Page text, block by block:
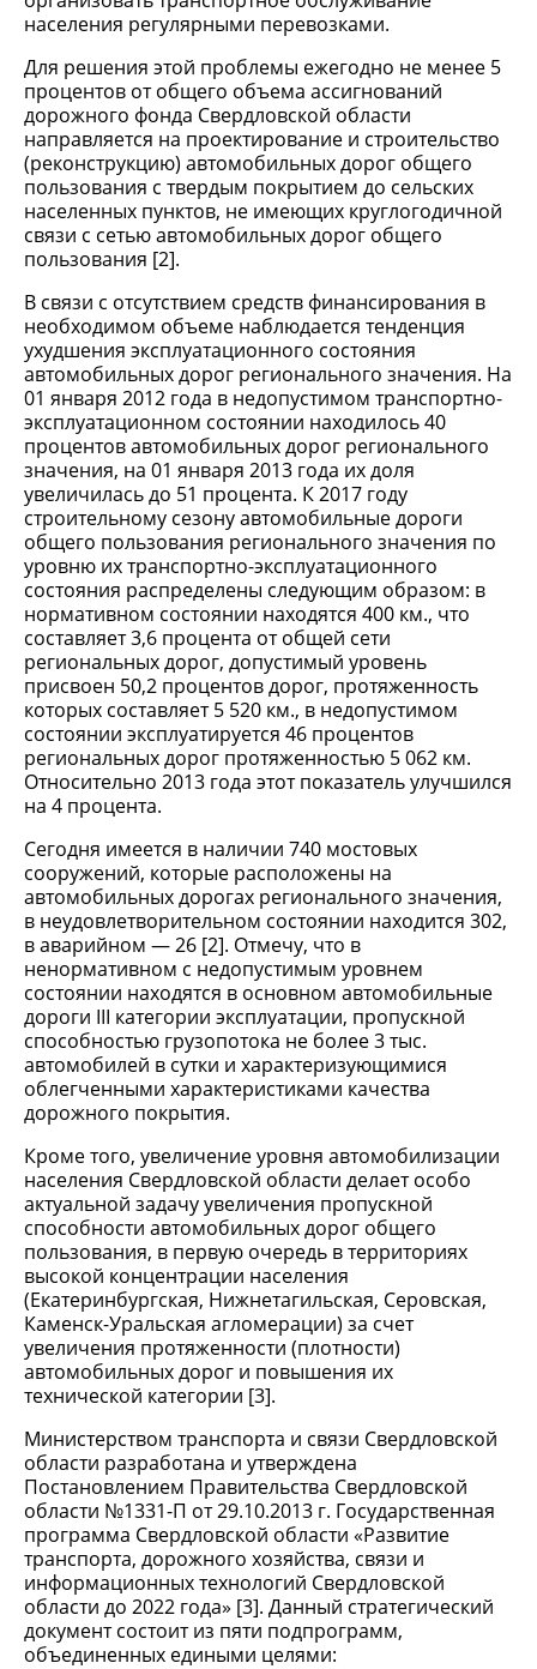
населения регулярными перевозками.
Для решения этой проблемы ежегодно не менее 5
процентов от общего объема ассигнований
дорожного фонда Свердловской области
направляется на проектирование и строительство
(реконструкцию) автомобильных дорог общего
пользования с твердым покрытием до сельских
населенных пунктов, не имеющих круглогодичной
связи с сетью автомобильных дорог общего
пользования [2].
В связи с отсутствием средств финансирования в
необходимом объеме наблюдается тенденция
ухудшения эксплуатационного состояния
автомобильных дорог регионального значения. На
01 января 2012 года в недопустимом транспортно-
эксплуатационном состоянии находилось 40
процентов автомобильных дорог регионального
значения, на 01 января 2013 года их доля
увеличилась до 51 процента. К 2017 году
строительному сезону автомобильные дороги
общего пользования регионального значения по
уровню их транспортно-эксплуатационного
состояния распределены следующим образом: в
нормативном состоянии находятся 400 км., что
составляет 3,6 процента от общей сети
региональных дорог, допустимый уровень
присвоен 50,2 процентов дорог, протяженность
которых составляет 5 520 км., в недопустимом
состоянии эксплуатируется 46 процентов
региональных дорог протяженностью 5 062 км.
Относительно 2013 года этот показатель улучшился
на 4 процента.
Сегодня имеется в наличии 740 мостовых
сооружений, которые расположены на
автомобильных дорогах регионального значения,
в неудовлетворительном состоянии находится 302,
в аварийном — 26 [2]. Отмечу, что в
ненормативном с недопустимым уровнем
состоянии находятся в основном автомобильные
дороги III категории эксплуатации, пропускной
способностью грузопотока не более 3 тыс.
автомобилей в сутки и характеризующимися
облегченными характеристиками качества
дорожного покрытия.
Кроме того, увеличение уровня автомобилизации
населения Свердловской области делает особо
актуальной задачу увеличения пропускной
способности автомобильных дорог общего
пользования, в первую очередь в территориях
высокой концентрации населения
(Екатеринбургская, Нижнетагильская, Серовская,
Каменск-Уральская агломерации) за счет
увеличения протяженности (плотности)
автомобильных дорог и повышения их
технической категории [3].
Министерством транспорта и связи Свердловской
области разработана и утверждена
Постановлением Правительства Свердловской
области №1331-П от 29.10.2013 г. Государственная
программа Свердловской области «Развитие
транспорта, дорожного хозяйства, связи и
информационных технологий Свердловской
области до 2022 года» [3]. Данный стратегический
документ состоит из пяти подпрограмм,
объединенных едиными целями: